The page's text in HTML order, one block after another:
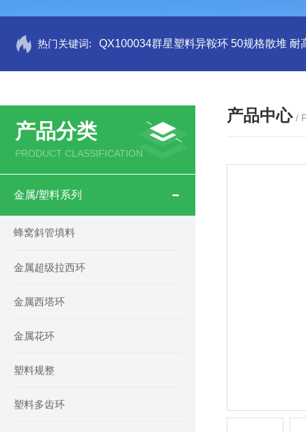
热门关键词: QX100034群星塑料异鞍环 50规格散堆 耐
产品分类
PRODUCT CLASSIFICATION
金属/塑料系列
蜂窝斜管填料
金属超级拉西环
金属西塔环
金属花环
塑料规整
塑料多齿环
产品中心 /